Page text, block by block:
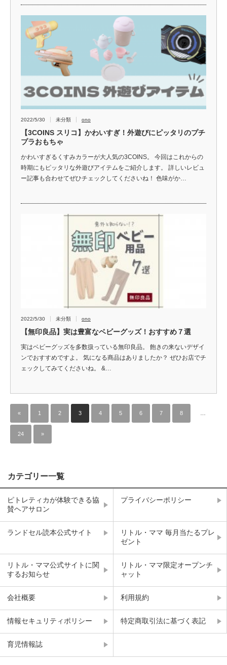
2022/5/30 未分類 ono
【3COINS スリコ】かわいすぎ！外遊びにピッタリのプチ
プラおもちゃ
かわいすぎるくすみカラーが大人気の3COINS。 今回はこれからの
時期にもピッタリな外遊びアイテムをご紹介します。 詳しいレビュ
ー記事も合わせてぜひチェックしてくださいね！ 色味がか…
2022/5/30 未分類 ono
【無印良品】実は豊富なベビーグッズ！おすすめ７選
実はベビーグッズを多数扱っている無印良品。 飽きの来ないデザイ
ンでおすすめですよ。 気になる商品はありましたか？ ぜひお店でチ
ェックしてみてくださいね。 &…
« 1 2 3 4 5 6 7 8
24 »
カテゴリー一覧
ピトレティカが体験できる協
賛ヘアサロン
プライバシーポリシー
ランドセル読本公式サイト
リトル・ママ 毎月当たるプレ
ゼント
リトル・ママ公式サイトに関
するお知らせ
リトル・ママ限定オープンチ
ャット
会社概要 利用規約
情報セキュリティポリシー 特定商取引法に基づく表記
育児情報誌